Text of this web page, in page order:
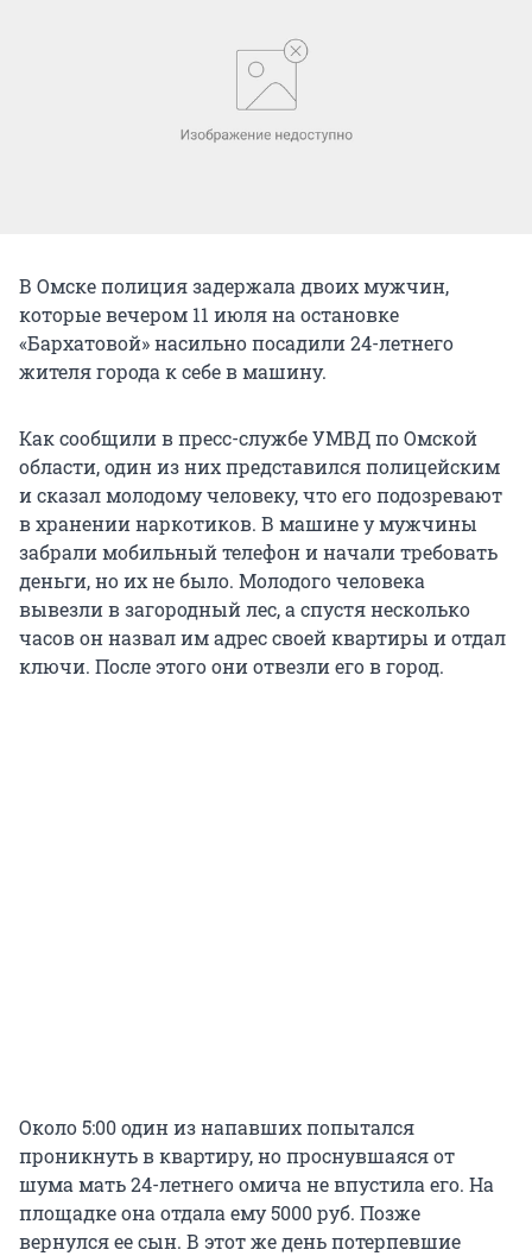
В Омске полиция задержала двоих мужчин,
которые вечером 11 июля на остановке
«Бархатовой» насильно посадили 24-летнего
жителя города к себе в машину.
Как сообщили в пресс-службе УМВД по Омской
области, один из них представился полицейским
и сказал молодому человеку, что его подозревают
в хранении наркотиков. В машине у мужчины
забрали мобильный телефон и начали требовать
деньги, но их не было. Молодого человека
вывезли в загородный лес, а спустя несколько
часов он назвал им адрес своей квартиры и отдал
ключи. После этого они отвезли его в город.
Около 5:00 один из напавших попытался
проникнуть в квартиру, но проснувшаяся от
шума мать 24-летнего омича не впустила его. На
площадке она отдала ему 5000 руб. Позже
вернулся ее сын. В этот же день потерпевшие